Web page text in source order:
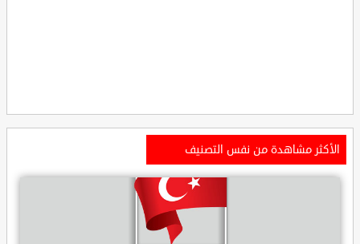
الأكثر مشاهدة من نفس التصنيف